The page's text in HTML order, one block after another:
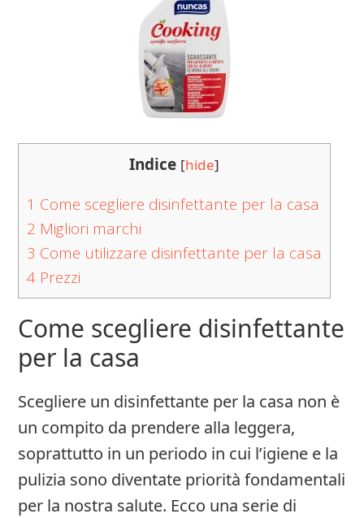
Indice [hide]
1 Come scegliere disinfettante per la casa
2 Migliori marchi
3 Come utilizzare disinfettante per la casa
4 Prezzi
Come scegliere disinfettante
per la casa
Scegliere un disinfettante per la casa non è
un compito da prendere alla leggera,
soprattutto in un periodo in cui l’igiene e la
pulizia sono diventate priorità fondamentali
per la nostra salute. Ecco una serie di